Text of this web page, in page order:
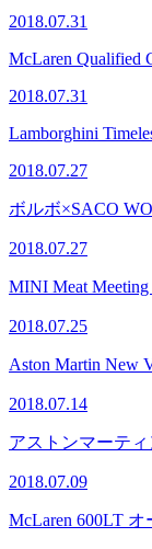
2018.07.31
McLaren Qualified
2018.07.31
Lamborghini
2018.07.27
ボルボ×SACO
2018.07.27
MINI Meat
2018.07.25
Aston Martin New
2018.07.14
アストンマーティ
2018.07.09
McLaren 600LT